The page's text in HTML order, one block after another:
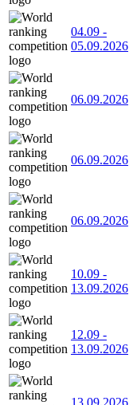
04.09 -
05.09.2026
06.09.2026
06.09.2026
06.09.2026
10.09 -
13.09.2026
12.09 -
13.09.2026
13.09.2026